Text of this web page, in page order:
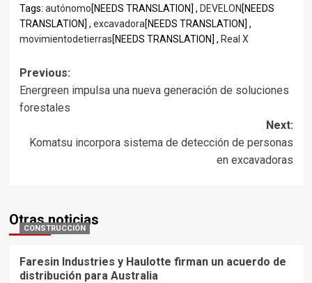
Tags: autónomo[NEEDS TRANSLATION] , DEVELON[NEEDS
TRANSLATION] , excavadora[NEEDS TRANSLATION] ,
movimientodetierras[NEEDS TRANSLATION] , Real X
Post
navigation
Previous:
Energreen impulsa una nueva generación de soluciones
forestales
Next:
Komatsu incorpora sistema de detección de personas
en excavadoras
Otras noticias
CONSTRUCCIÓN
Faresin Industries y Haulotte firman un acuerdo de
distribución para Australia